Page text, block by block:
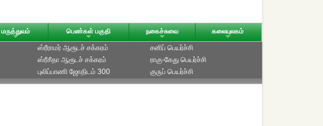
மருத்துவம் பெண்கள் பகுதி நகைச்சுவை கலையுலகம்
ஸ்ரீராமர் ஆரூடச் சக்கரம்
ஸ்ரீசீதா ஆரூடச் சக்கரம்
புலிப்பாணி ஜோதிடம் 300
சனிப் பெயர்ச்சி
ராகு-கேது பெயர்ச்சி
குருப் பெயர்ச்சி